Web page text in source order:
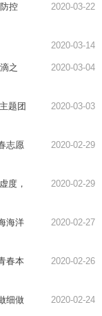
控
2020-03-22
2020-03-14
之
2020-03-04
题团
2020-03-03
志愿
2020-02-29
度，
2020-02-29
海洋
2020-02-27
春本
2020-02-26
细做
2020-02-24